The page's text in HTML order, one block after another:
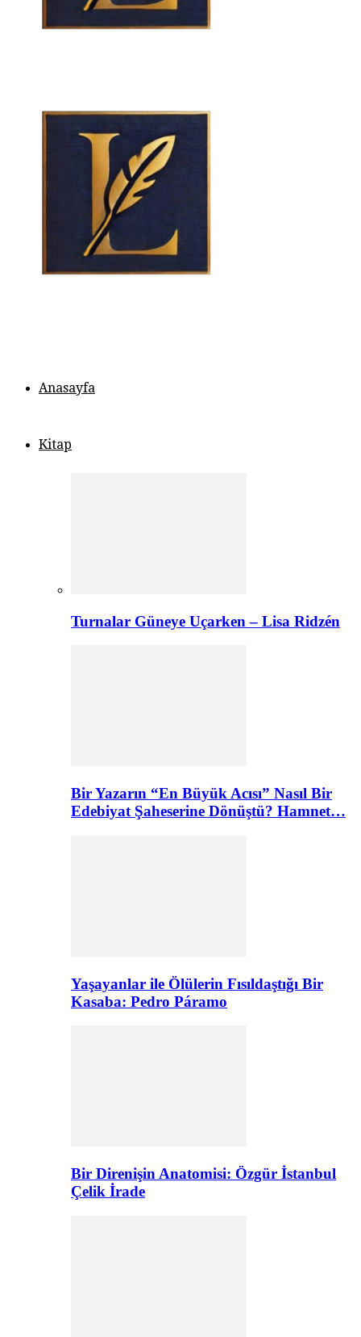
Anasayfa
Kitap
Turnalar Güneye Uçarken – Lisa Ridzén
Bir Yazarın “En Büyük Acısı” Nasıl Bir
Edebiyat Şaheserine Dönüştü? Hamnet…
Yaşayanlar ile Ölülerin Fısıldaştığı Bir
Kasaba: Pedro Páramo
Bir Direnişin Anatomisi: Özgür İstanbul
Çelik İrade